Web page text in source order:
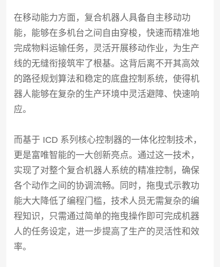
在移动能力方面，复合机器人具备自主移动功
能，能够在多机台之间自由穿梭，快速而精准地
完成物料运输任务，灵活开展移动作业，为生产
线的无缝衔接筑牢了根基。这背后离不开其高效
的路径规划算法和稳定的底盘控制系统，使得机
器人能够在复杂的生产环境中灵活避障、快速响
应。
而基于 ICD 系列核心控制器的一体化控制技术，
更是富唯智能的一大创新亮点。通过这一技术，
实现了对整个复合机器人系统的精准控制，确保
各个动作之间的协调流畅。同时，拖曳式示教功
能大大降低了编程门槛，技术人员无需复杂的编
程知识，只需通过简单的拖曳操作即可完成机器
人的任务设定，进一步提高了生产的灵活性和效
率。